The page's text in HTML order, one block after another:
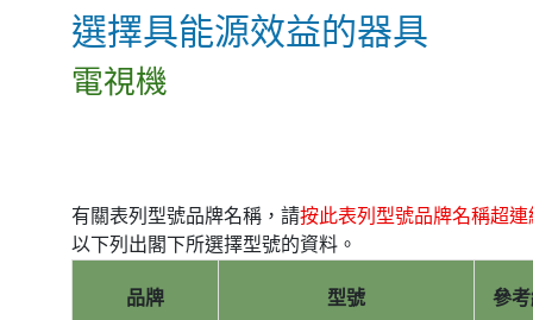
選擇具能源效益的器具
電視機
有關表列型號品牌名稱，請按此表列型號品牌名稱超連
以下列出閣下所選擇型號的資料。
品牌 型號 參